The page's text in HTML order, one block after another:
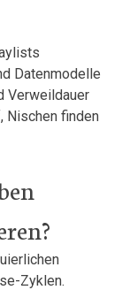
Datenmodelle‌
Verweildauer
Nischen finden
Zyklen.‍